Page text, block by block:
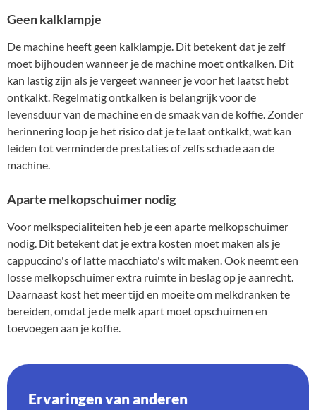
Geen kalklampje
De machine heeft geen kalklampje. Dit betekent dat je zelf
moet bijhouden wanneer je de machine moet ontkalken. Dit
kan lastig zijn als je vergeet wanneer je voor het laatst hebt
ontkalkt. Regelmatig ontkalken is belangrijk voor de
levensduur van de machine en de smaak van de koffie. Zonder
herinnering loop je het risico dat je te laat ontkalkt, wat kan
leiden tot verminderde prestaties of zelfs schade aan de
machine.
Aparte melkopschuimer nodig
Voor melkspecialiteiten heb je een aparte melkopschuimer
nodig. Dit betekent dat je extra kosten moet maken als je
cappuccino's of latte macchiato's wilt maken. Ook neemt een
losse melkopschuimer extra ruimte in beslag op je aanrecht.
Daarnaast kost het meer tijd en moeite om melkdranken te
bereiden, omdat je de melk apart moet opschuimen en
toevoegen aan je koffie.
Ervaringen van anderen